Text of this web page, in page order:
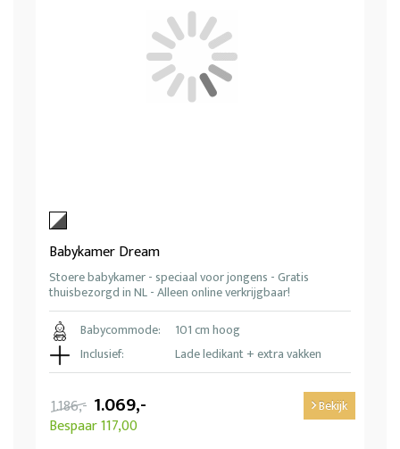
Babykamer Dream
Stoere babykamer - speciaal voor jongens - Gratis
thuisbezorgd in NL - Alleen online verkrijgbaar!
Babycommode:
101 cm hoog
Inclusief:
Lade ledikant + extra vakken
1.186,- 1.069,-
Bespaar 117,00
Bekijk